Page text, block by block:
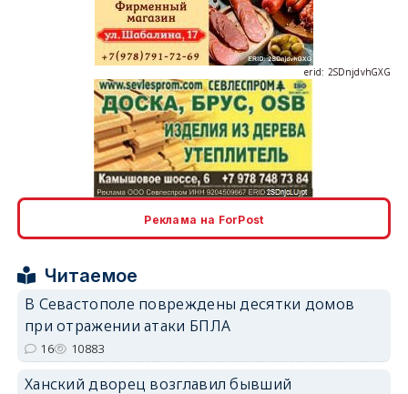
erid: 2SDnjdvhGXG
Реклама на ForPost
Читаемое
В Севастополе повреждены десятки домов
при отражении атаки БПЛА
16 10883
Ханский дворец возглавил бывший